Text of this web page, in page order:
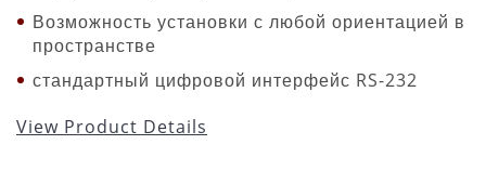
Возможность установки с любой ориентацией в
пространстве
стандартный цифровой интерфейс RS-232
View Product Details